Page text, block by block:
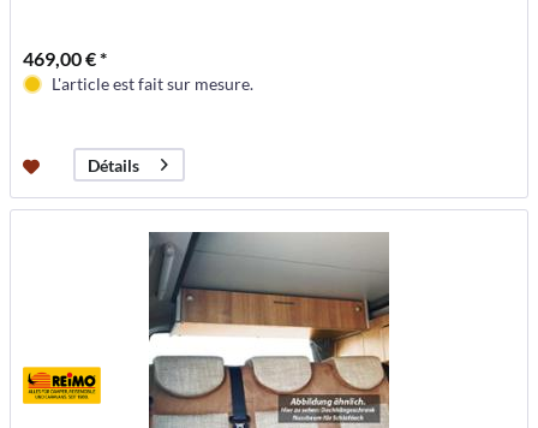
469,00 € *
L'article est fait sur mesure.
Détails